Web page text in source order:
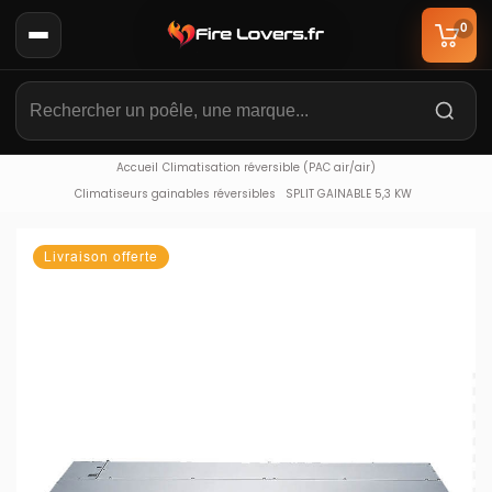
0
Accueil Climatisation réversible (PAC air/air)
Climatiseurs gainables réversibles
SPLIT GAINABLE 5,3 KW
Livraison offerte